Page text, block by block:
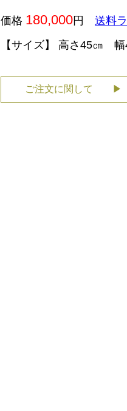
価格 180,000円 送料
【サイズ】 高さ45㎝
ご注文に関して ▶